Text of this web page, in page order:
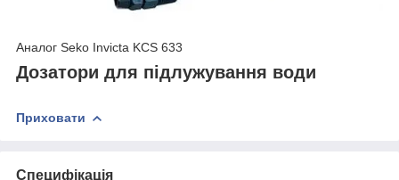
Аналог Seko Invicta KCS 633
Дозатори для підлужування води
Приховати
Специфікація